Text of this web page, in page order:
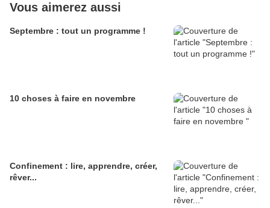
Vous aimerez aussi
Septembre : tout un programme !
10 choses à faire en novembre
Confinement : lire, apprendre, créer,
rêver...